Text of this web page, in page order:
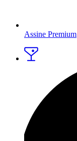
Assine Premium